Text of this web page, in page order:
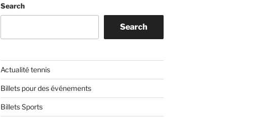
Search
Search
Actualité tennis
Billets pour des événements
Billets Sports